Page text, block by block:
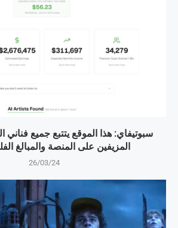
سبوتيفاي: هذا الموقع يتتبع جميع فناني
المزيفين على المنصة والمبالغ
26/03/24